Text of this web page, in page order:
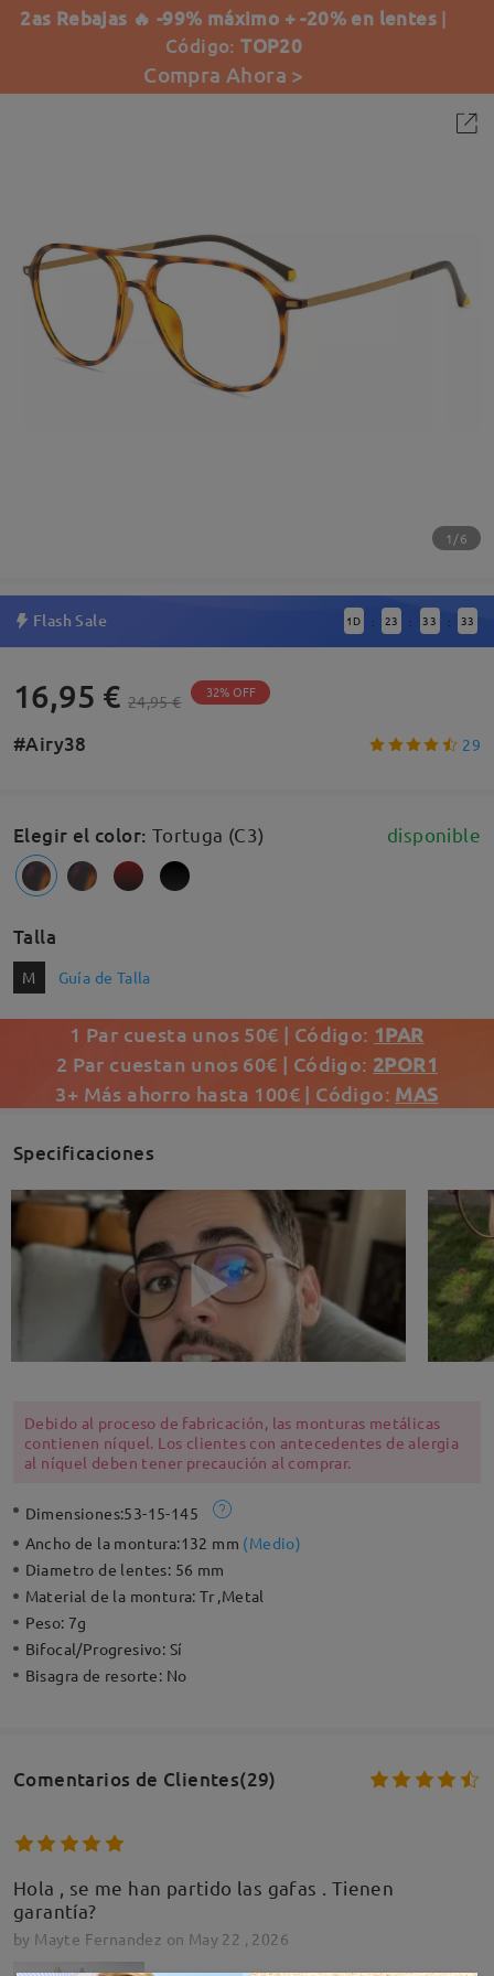
2as Rebajas 🔥 -99% máximo + -20% en lentes |
Código:TOP20
Compra Ahora >
1/6
Flash Sale 1 D : 23 : 33 : 32
16,95 € 24,95 € 32% OFF
#Airy38 29
Elegir el color: Tortuga (C3) disponible
Talla
M Guía de Talla
1 Par cuesta unos 50€ | Código: 1PAR
2 Par cuestan unos 60€ | Código: 2POR1
3+ Más ahorro hasta 100€ | Código: MAS
Specificaciones
Debido al proceso de fabricación, las monturas metálicas
contienen níquel. Los clientes con antecedentes de alergia
al níquel deben tener precaución al comprar.
Dimensiones:53-15-145
Ancho de la montura:132 mm (Medio)
Diametro de lentes: 56 mm
Material de la montura:Tr ,Metal
Peso: 7g
Bifocal/Progresivo: Sí
Bisagra de resorte: No
Comentarios de Clientes(29)
Hola , se me han partido las gafas . Tienen
garantía?
by Mayte Fernandez on May 22 , 2026